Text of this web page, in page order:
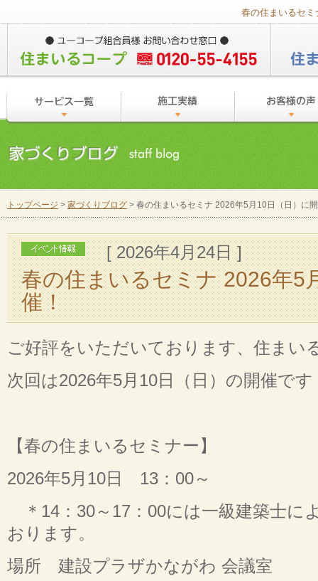
春の住まいるセ
トップページ > 家づくりブログ > 春の住まいるセミナ 2026年5月10日（日）に
[ 2026年4月24日 ]
春の住まいるセミナ 2026年5
催！
ご好評をいただいております、住まい
次回は2026年5月10日（日）の開催です
【春の住まいるセミナー】
2026年5月10日 13：00～
＊14：30～17：00には一級建築士に
おります。
場所 建設プラザかながわ 会議室